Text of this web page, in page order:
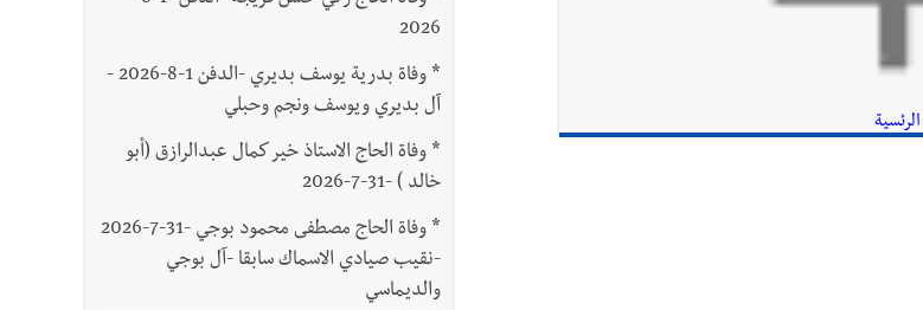
الرئسية
2026
*
وفاة بدرية يوسف بديري -الدفن 1-8-2026 -
آل بديري ويوسف ونجم وحبلي
* وفاة الحاج الاستاذ خير كمال عبدالرازق (أبو
خالد ) -31-7-2026
*
وفاة الحاج مصطفى محمود بوجي -31-7-2026
-نقيب صيادي الاسماك سابقا -آل بوجي
والديماسي